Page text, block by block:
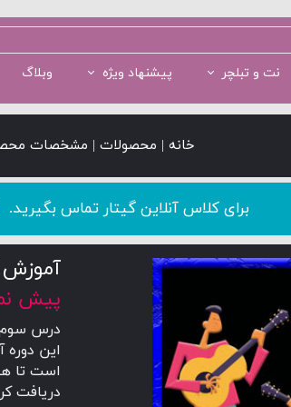
نت و تبلچر پیشنهاد ویژه وبلاگ
خانه | محصولات | مشخصات
​​​​​​​برای کلاس آنلاین گیتار تماس بگیرید.
پیش
درس سوم
این
است تا
دریافت